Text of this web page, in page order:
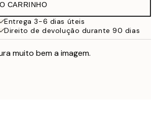
CARRINHO
Entrega 3-6 dias úteis
Direito de devolução durante 90 dias
muito bem a imagem.